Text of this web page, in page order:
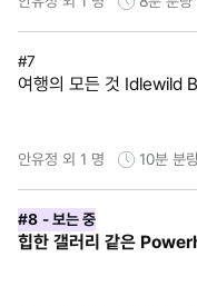
#7
여행의 모든 것 Idlewild
안유정 외 1 명 10분 분
#8 - 보는 중
힙한 갤러리 같은